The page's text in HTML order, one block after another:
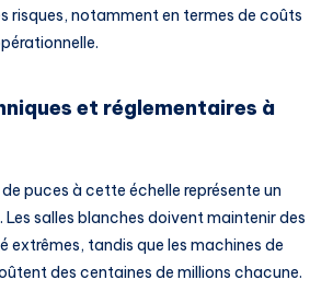
risques, notamment en termes de coûts
et réglementaires à
puces à cette échelle représente un
Les salles blanches doivent maintenir des
extrêmes, tandis que les machines de
des centaines de millions chacune.